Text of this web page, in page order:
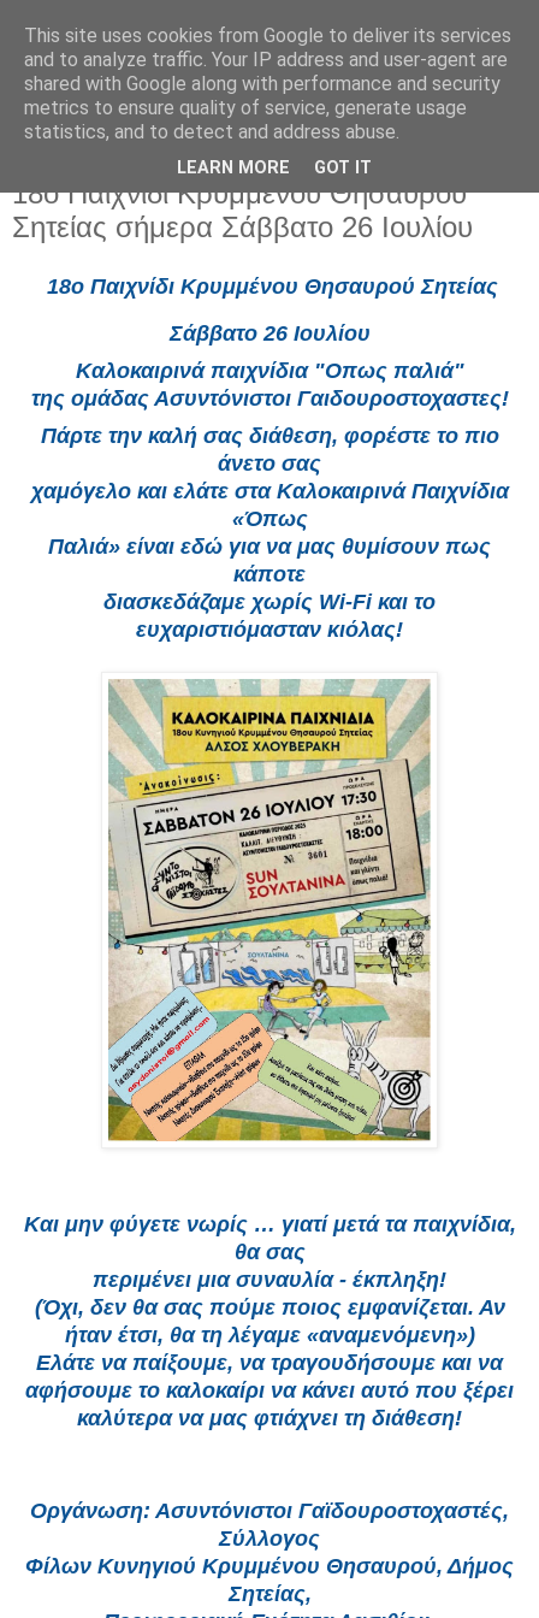
Σάββατο 26 Ιουλίου 2025
18ο Παιχνίδι Κρυμμένου Θησαυρού
Σητείας σήμερα Σάββατο 26 Ιουλίου
18ο Παιχνίδι Κρυμμένου Θησαυρού Σητείας
Σάββατο 26 Ιουλίου
Καλοκαιρινά παιχνίδια "Οπως παλιά"
της ομάδας Ασυντόνιστοι Γαιδουροστοχαστες!
Πάρτε την καλή σας διάθεση, φορέστε το πιο
άνετο σας
χαμόγελο και ελάτε στα Καλοκαιρινά Παιχνίδια
«Όπως
Παλιά» είναι εδώ για να μας θυμίσουν πως
κάποτε
διασκεδάζαμε χωρίς Wi-Fi και το
ευχαριστιόμασταν κιόλας!
Και μην φύγετε νωρίς … γιατί μετά τα παιχνίδια,
θα σας
περιμένει μια συναυλία - έκπληξη!
(Όχι, δεν θα σας πούμε ποιος εμφανίζεται. Αν
ήταν έτσι, θα τη λέγαμε «αναμενόμενη»)
Ελάτε να παίξουμε, να τραγουδήσουμε και να
αφήσουμε το καλοκαίρι να κάνει αυτό που ξέρει
καλύτερα να μας φτιάχνει τη διάθεση!
Οργάνωση: Ασυντόνιστοι Γαϊδουροστοχαστές,
Σύλλογος
Φίλων Κυνηγιού Κρυμμένου Θησαυρού, Δήμος
Σητείας,
This site uses cookies from Google to deliver its services
and to analyze traffic. Your IP address and user-agent are
shared with Google along with performance and security
metrics to ensure quality of service, generate usage
statistics, and to detect and address abuse.
LEARN MORE GOT IT